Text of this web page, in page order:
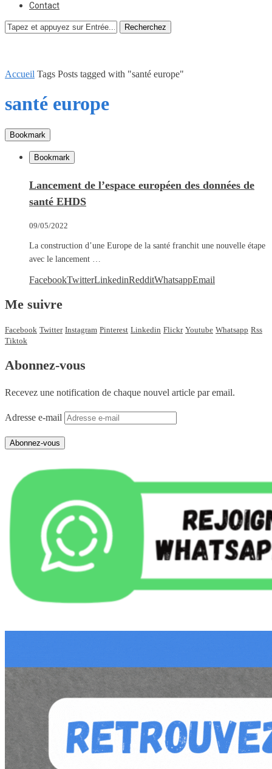
Contact
Recherchez
Accueil Tags Posts tagged with "santé europe"
santé europe
Bookmark
Bookmark
Lancement de l’espace européen des données de
santé EHDS
09/05/2022
La construction d’une Europe de la santé franchit une nouvelle étape
avec le lancement …
FacebookTwitterLinkedinRedditWhatsappEmail
Me suivre
Facebook Twitter Instagram Pinterest Linkedin Flickr Youtube Whatsapp Rss
Tiktok
Abonnez-vous
Recevez une notification de chaque nouvel article par email.
Adresse e-mail
Abonnez-vous